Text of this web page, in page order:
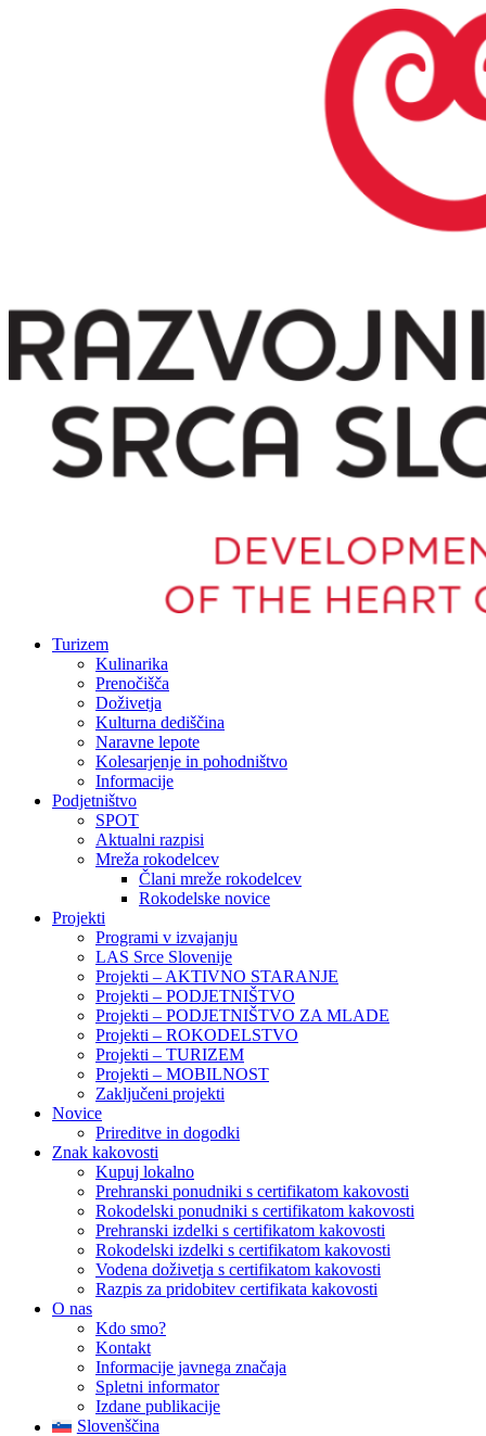
Turizem
Kulinarika
Prenočišča
Doživetja
Kulturna dediščina
Naravne lepote
Kolesarjenje in pohodništvo
Informacije
Podjetništvo
SPOT
Aktualni razpisi
Mreža rokodelcev
Člani mreže rokodelcev
Rokodelske novice
Projekti
Programi v izvajanju
LAS Srce Slovenije
Projekti – AKTIVNO STARANJE
Projekti – PODJETNIŠTVO
Projekti – PODJETNIŠTVO ZA MLADE
Projekti – ROKODELSTVO
Projekti – TURIZEM
Projekti – MOBILNOST
Zaključeni projekti
Novice
Prireditve in dogodki
Znak kakovosti
Kupuj lokalno
Prehranski ponudniki s certifikatom kakovosti
Rokodelski ponudniki s certifikatom kakovosti
Prehranski izdelki s certifikatom kakovosti
Rokodelski izdelki s certifikatom kakovosti
Vodena doživetja s certifikatom kakovosti
Razpis za pridobitev certifikata kakovosti
O nas
Kdo smo?
Kontakt
Informacije javnega značaja
Spletni informator
Izdane publikacije
Slovenščina